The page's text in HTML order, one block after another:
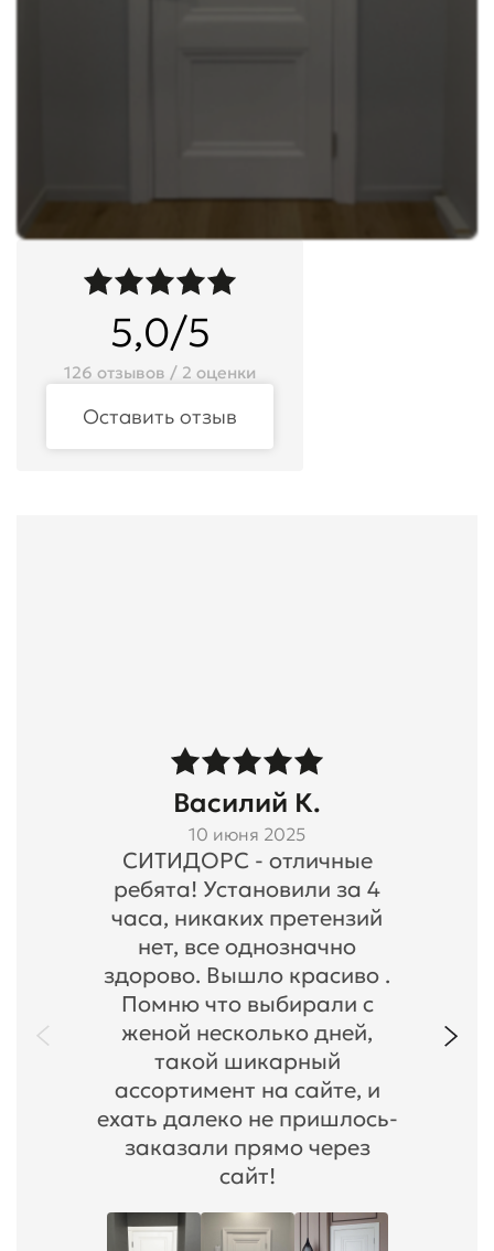
5,0/5
126 отзывов / 2 оценки
Оставить отзыв
Василий К.
10 июня 2025
СИТИДОРС - отличные
ребята! Установили за 4
часа, никаких претензий
нет, все однозначно
здорово. Вышло красиво .
Помню что выбирали с
женой несколько дней,
такой шикарный
ассортимент на сайте, и
ехать далеко не пришлось-
заказали прямо через
сайт!